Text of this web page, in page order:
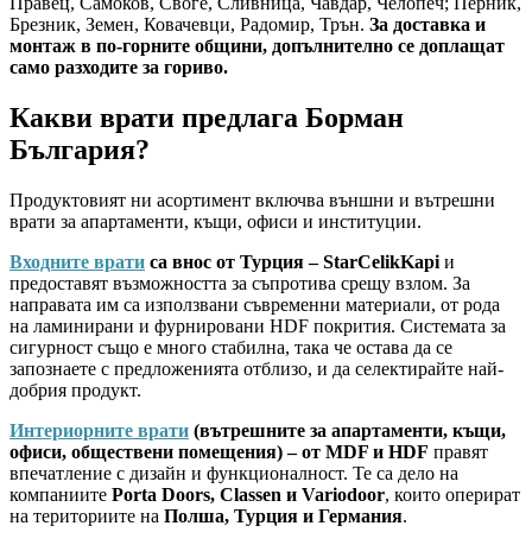
Брезник, Земен, Ковачевци, Радомир, Трън. За доставка и
монтаж в по-горните общини, допълнително се доплащат
само разходите за гориво.
Какви врати предлага Борман
България?
Продуктовият ни асортимент включва външни и вътрешни
врати за апартаменти, къщи, офиси и институции.
Входните врати са внос от Турция – StarCelikKapi и
предоставят възможността за съпротива срещу взлом. За
направата им са използвани съвременни материали, от рода
на ламинирани и фурнировани HDF покрития. Системата за
сигурност също е много стабилна, така че остава да се
запознаете с предложенията отблизо, и да селектирайте най-
добрия продукт.
Интериорните врати (вътрешните за апартаменти, къщи,
офиси, обществени помещения) – от MDF и HDF правят
впечатление с дизайн и функционалност. Те са дело на
компаниите Porta Doors, Classen и Variodoor, които оперират
на териториите на Полша, Турция и Германия.